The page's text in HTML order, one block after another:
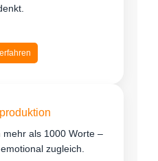
mehr als 1000 Worte –
zugleich.